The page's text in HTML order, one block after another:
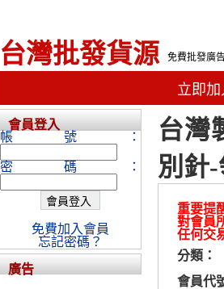
台灣批發貨源 免費批發廣
立即
台灣
別針
重要提
對會員
任何交
分類：
會員代
會員登入
帳號：
密碼：
免費加入會員
忘記密碼？
廣告